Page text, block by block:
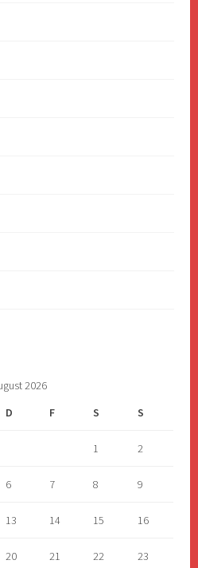
2026
D F S S
1 2
6 7 8 9
13 14 15 16
20 21 22 23